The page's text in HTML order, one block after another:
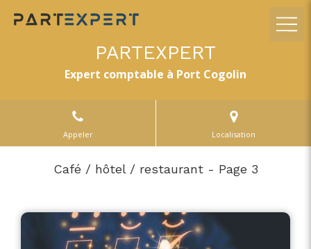
PARTEXPERT
Expert comptable à Port Cogolin
Appeler Localisation
Café / hôtel / restaurant - Page 3